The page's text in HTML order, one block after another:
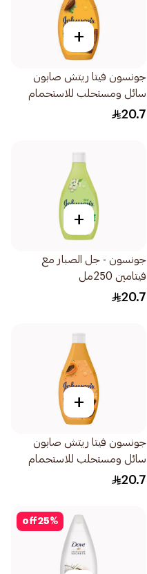
+
جونسون فيتا ريتش صابون
سائل ومستحلب للاستحمام
بزبدة الكاكاو 250مل
20.7
+
جونسون - جل الصبار مع
فيتامين 250مل
20.7
+
جونسون فيتا ريتش صابون
سائل ومستحلب للاستحمام
بخلاصة البابايا 250مل
20.7
25%
off